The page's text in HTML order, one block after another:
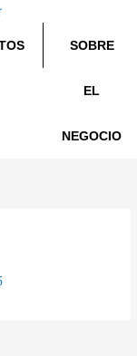
SOBRE
EL
NEGOCIO